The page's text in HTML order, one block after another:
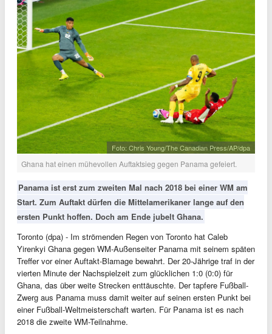
Foto: Chris Young/The Canadian Press/AP/dpa
Ghana hat einen mühevollen Auftaktsieg gegen Panama gefeiert.
Panama ist erst zum zweiten Mal nach 2018 bei einer WM am
Start. Zum Auftakt dürfen die Mittelamerikaner lange auf den
ersten Punkt hoffen. Doch am Ende jubelt Ghana.
Toronto (dpa) - Im strömenden Regen von Toronto hat Caleb
Yirenkyi Ghana gegen WM-Außenseiter Panama mit seinem späten
Treffer vor einer Auftakt-Blamage bewahrt. Der 20-Jährige traf in der
vierten Minute der Nachspielzeit zum glücklichen 1:0 (0:0) für
Ghana, das über weite Strecken enttäuschte. Der tapfere Fußball-
Zwerg aus Panama muss damit weiter auf seinen ersten Punkt bei
einer Fußball-Weltmeisterschaft warten. Für Panama ist es nach
2018 die zweite WM-Teilnahme.